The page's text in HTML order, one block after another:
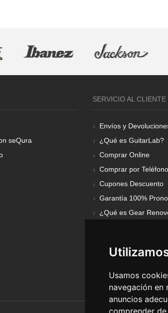
Usamos
navegación en
anuncios
comprender
seQura
SERVICIO AL CLIENTE
Envíos y
¿Qué es GuitarLab?
Comprar Online
Comprar por Teléfono
Cupones Descuento
Garantía 100%
¿Qué es Gear